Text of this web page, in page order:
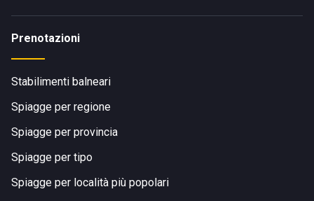
Prenotazioni
Stabilimenti balneari
Spiagge per regione
Spiagge per provincia
Spiagge per tipo
Spiagge per località più popolari